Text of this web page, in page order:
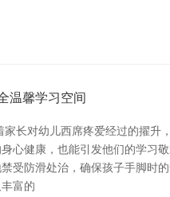
温馨学习空间
家长对幼儿西席疼爱经过的擢
心健康，也能引发他们的学习
受防滑处治，确保孩子手脚时
富的